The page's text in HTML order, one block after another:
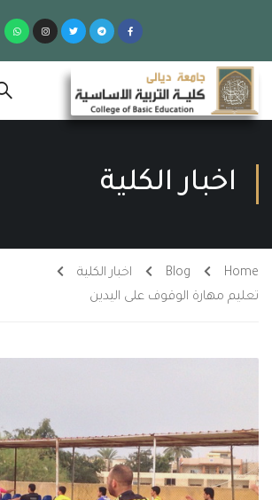
اخبار الكلية
Home
Blog
اخبار الكلية
تعليم مهارة الوقوف على اليدين